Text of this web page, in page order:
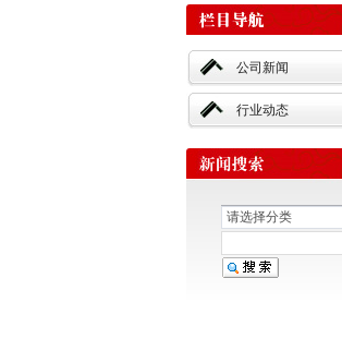
公司新闻
行业动态
请选择分类